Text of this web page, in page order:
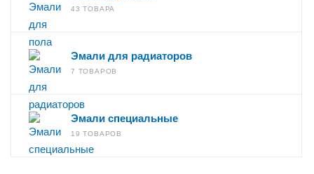
43 ТОВАРА
Эмали для радиаторов
7 ТОВАРОВ
Эмали специальные
19 ТОВАРОВ